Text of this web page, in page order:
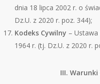
dnia 18 lipca 2002 r. o
Dz.U. z 2020 r. poz. 344);
Kodeks Cywilny – Ustawa
1964 r. (tj. Dz.U. z 2020 r.
III.